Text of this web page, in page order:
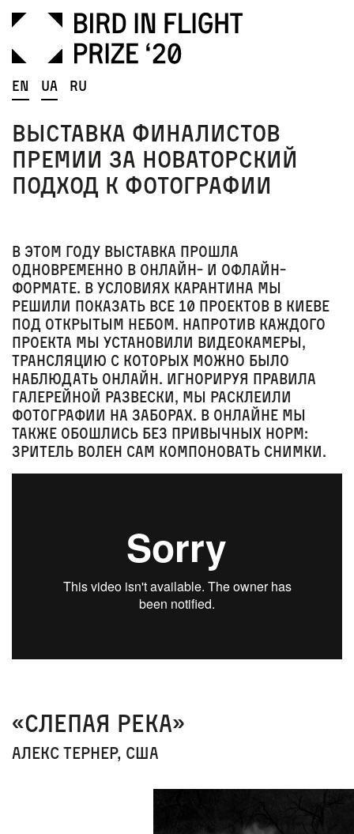
En Ua Ru
Выставка финалистов
премии за новаторский
подход к фотографии
В этом году выставка прошла
одновременно в онлайн- и офлайн-
формате. В условиях карантина мы
решили показать все 10 проектов в Киеве
под открытым небом. Напротив каждого
проекта мы установили видеокамеры,
трансляцию с которых можно было
наблюдать онлайн. Игнорируя правила
галерейной развески, мы расклеили
фотографии на заборах. В онлайне мы
также обошлись без привычных норм:
зритель волен сам компоновать снимки.
«Слепая река»
Алекс Тернер, США